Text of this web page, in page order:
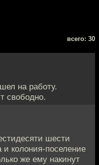
всего: 30
на работу.
свободно.
шести
колония-поселение
же ему накинут